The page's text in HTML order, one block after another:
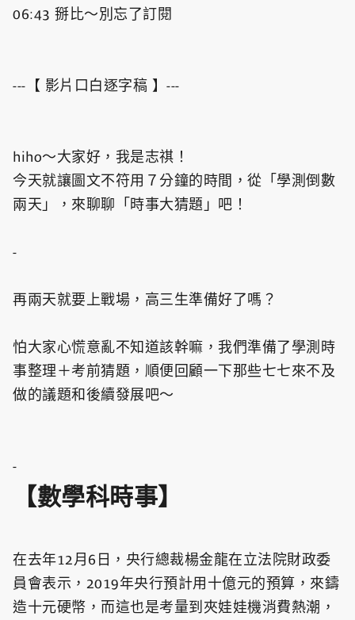
06:43 掰比～別忘了訂閱
---【 影片口白逐字稿 】---
hiho～大家好，我是志祺！
今天就讓圖文不符用７分鐘的時間，從「學測倒數
兩天」，來聊聊「時事大猜題」吧！
-
再兩天就要上戰場，高三生準備好了嗎？
怕大家心慌意亂不知道該幹嘛，我們準備了學測時
事整理＋考前猜題，順便回顧一下那些七七來不及
做的議題和後續發展吧～
-
【數學科時事】
在去年12月6日，央行總裁楊金龍在立法院財政委
員會表示，2019年央行預計用十億元的預算，來鑄
造十元硬幣，而這也是考量到夾娃娃機消費熱潮，